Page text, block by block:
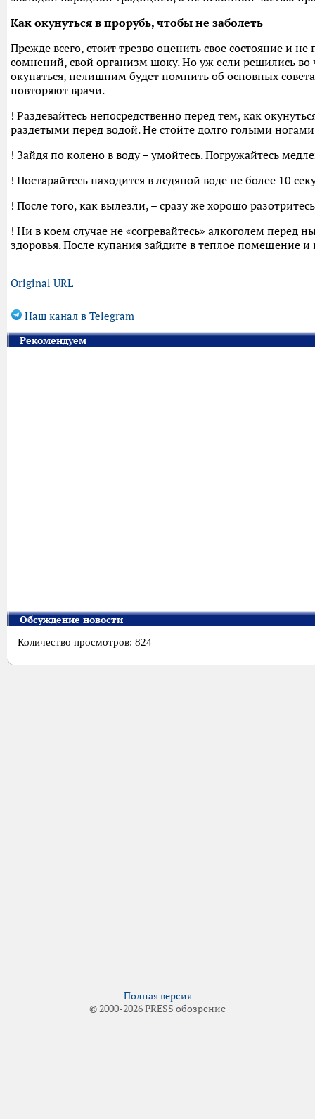
Как окунуться в прорубь, чтобы не заболеть
Прежде всего, стоит трезво оценить свое состояние и не
сомнений, свой организм шоку. Но уж если решились во
окунаться, нелишним будет помнить об основных
повторяют врачи.
! Раздевайтесь непосредственно перед тем, как
раздетыми перед водой. Не стойте долго голыми ногами
! Зайдя по колено в воду – умойтесь. Погружайтесь
! Постарайтесь находится в ледяной воде не более 10
! После того, как вылезли, – сразу же хорошо
! Ни в коем случае не «согревайтесь» алкоголем перед
здоровья. После купания зайдите в теплое помещение и
Original URL
Наш канал в Telegram
Рекомендуем
Обсуждение новости
Количество просмотров: 824
Полная версия
© 2000-2026 PRESS обозрение